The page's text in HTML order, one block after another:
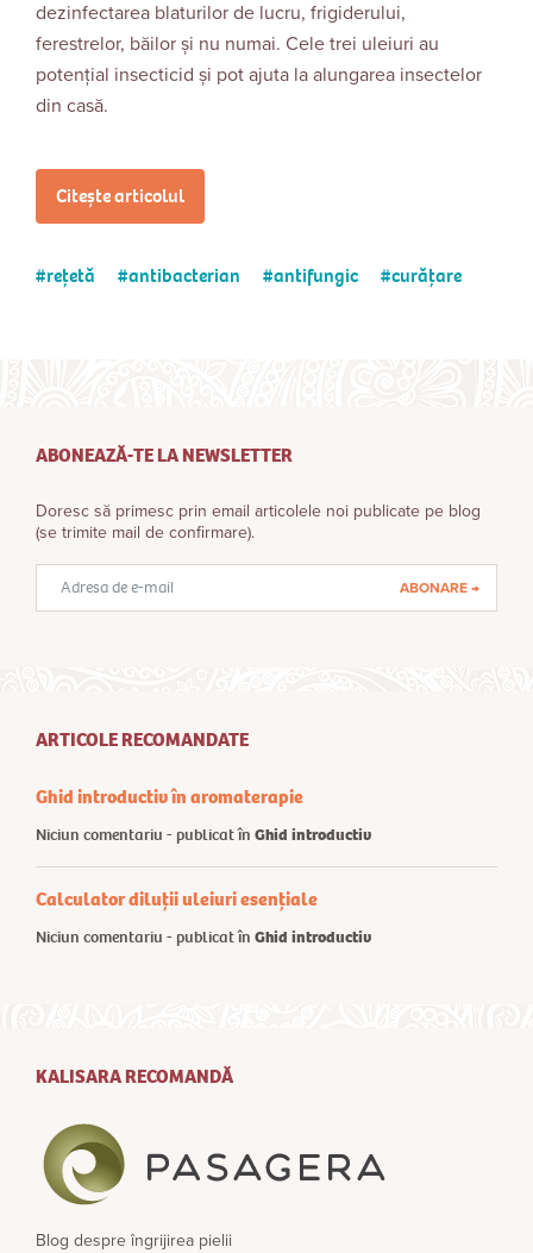
dezinfectarea blaturilor de lucru, frigiderului,
ferestrelor, băilor și nu numai. Cele trei uleiuri au
potențial insecticid și pot ajuta la alungarea insectelor
din casă.
Citește articolul
rețetă antibacterian antifungic curățare
ABONEAZĂ-TE LA NEWSLETTER
Doresc să primesc prin email articolele noi publicate pe blog
(se trimite mail de confirmare).
email
ARTICOLE RECOMANDATE
Ghid introductiv în aromaterapie
Niciun comentariu - publicat în Ghid introductiv
Calculator diluții uleiuri esențiale
Niciun comentariu - publicat în Ghid introductiv
KALISARA RECOMANDĂ
Blog despre îngrijirea pielii